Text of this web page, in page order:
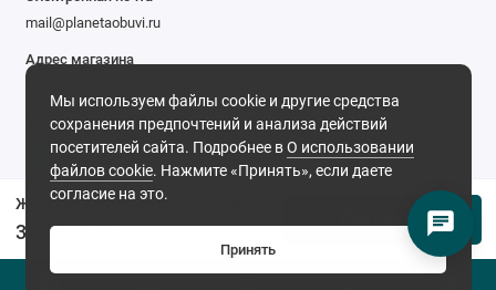
0
3 965 ₽ 9 608 ₽
В корзину
Мы используем файлы cookie и другие средства
сохранения предпочтений и анализа действий
посетителей сайта. Подробнее вО использовании
файлов cookie. Нажмите «Принять», если даете
согласие на это.
Принять
mail@planetaobuvi.ru
Адрес магазина
Мы в сети